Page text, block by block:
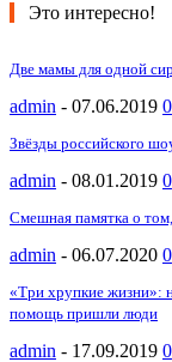
Это интересно!
Две мамы для одной
admin - 07.06.2019 0
Звёзды российского
admin - 08.01.2019 0
Смешная памятка о
admin - 06.07.2020 0
«Три хрупкие жизни»:
помощь пришли люди
admin - 17.09.2019 0